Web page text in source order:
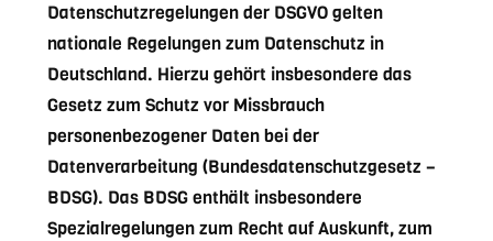
Datenschutzregelungen der DSGVO gelten
nationale Regelungen zum Datenschutz in
Deutschland. Hierzu gehört insbesondere das
Gesetz zum Schutz vor Missbrauch
personenbezogener Daten bei der
Datenverarbeitung (Bundesdatenschutzgesetz –
BDSG). Das BDSG enthält insbesondere
Spezialregelungen zum Recht auf Auskunft, zum